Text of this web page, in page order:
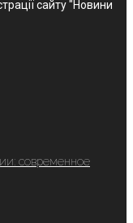
сайту "Новини
современное